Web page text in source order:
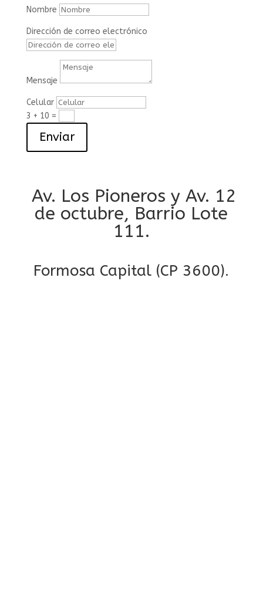
Nombre
Dirección de correo electrónico
Mensaje
Celular
3 + 10 =
Enviar
Av. Los Pioneros y Av. 12
de octubre, Barrio Lote
111.
Formosa Capital (CP 3600).